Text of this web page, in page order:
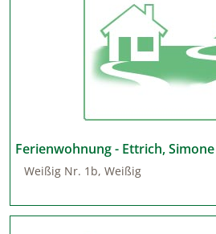
Ferienwohnung - Ettrich, Simone
Weißig Nr. 1b, Weißig